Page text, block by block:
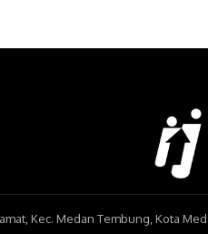
Kec. Medan Tembung, Kota